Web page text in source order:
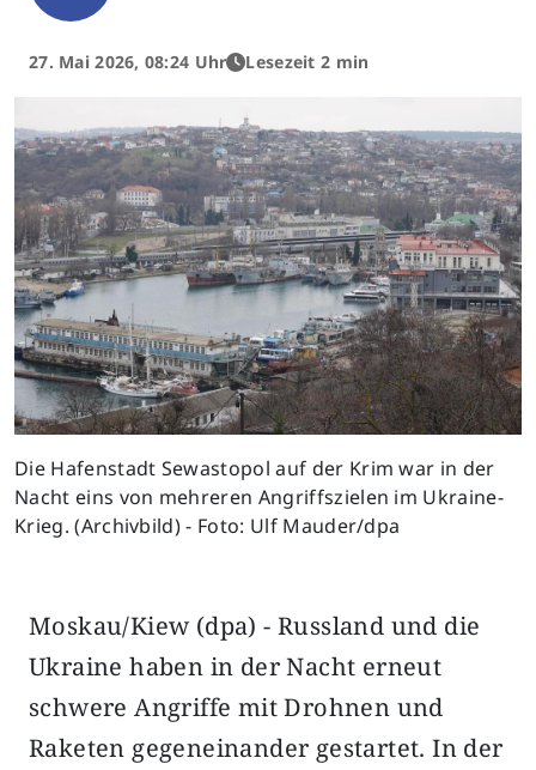
27. Mai 2026, 08:24 Uhr Lesezeit 2 min
Die Hafenstadt Sewastopol auf der Krim war in der
Nacht eins von mehreren Angriffszielen im Ukraine-
Krieg. (Archivbild) - Foto: Ulf Mauder/dpa
Moskau/Kiew (dpa) - Russland und die
Ukraine haben in der Nacht erneut
schwere Angriffe mit Drohnen und
Raketen gegeneinander gestartet. In der